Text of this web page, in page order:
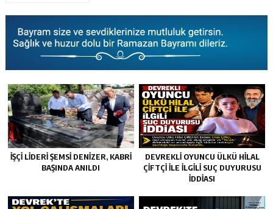
İŞÇİ LİDERİ ŞEMSİ DENİZER, KABRİ
BAŞINDA ANILDI
DEVREKLİ OYUNCU ÜLKÜ HİLAL
ÇİFTÇİ İLE İLGİLİ SUÇ DUYURUSU
İDDİASI